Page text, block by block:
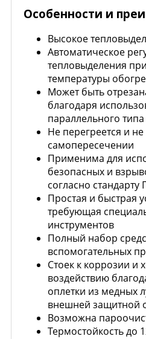
Особенности и
Высокое
Автоматическое
тепловыделения
температуры
Может быть
благодаря
параллельного
Не перегреется и
самопересечении
Применима для
безопасных и
согласно
Простая и быстрая
требующая
инструментов
Полный набор
вспомогательных
Стоек к коррозии и
воздействию
оплетки из медных
внешней защитной
Возможна
Термостойкость до